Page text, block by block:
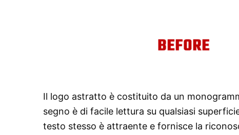
Il logo astratto è costituito da un
segno è di facile lettura su qualsiasi
testo stesso è attraente e fornisce la